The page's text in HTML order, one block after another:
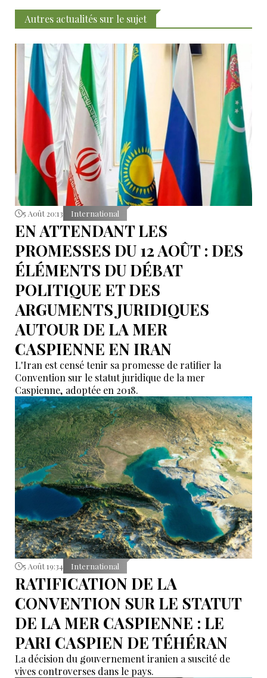
Autres actualités sur le sujet
5 Août 20:13 International
EN ATTENDANT LES
PROMESSES DU 12 AOÛT : DES
ÉLÉMENTS DU DÉBAT
POLITIQUE ET DES
ARGUMENTS JURIDIQUES
AUTOUR DE LA MER
CASPIENNE EN IRAN
L'Iran est censé tenir sa promesse de ratifier la
Convention sur le statut juridique de la mer
Caspienne, adoptée en 2018.
5 Août 19:34 International
RATIFICATION DE LA
CONVENTION SUR LE STATUT
DE LA MER CASPIENNE : LE
PARI CASPIEN DE TÉHÉRAN
La décision du gouvernement iranien a suscité de
vives controverses dans le pays.